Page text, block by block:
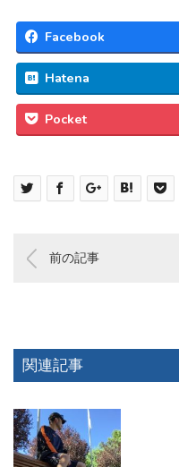
Facebook
Hatena
Pocket
前の記事
関連記事